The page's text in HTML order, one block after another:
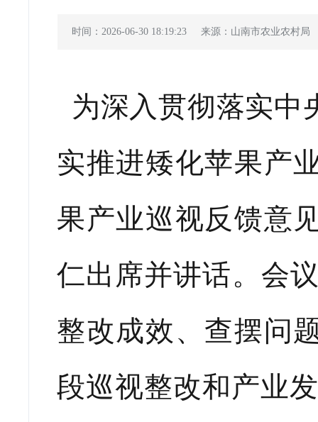
时间：2026-06-30 18:19:23 来源：山南市农业农村局
为深入贯彻落实中
实推进矮化苹果产
果产业巡视反馈意
仁出席并讲话。会
整改成效、查摆问
段巡视整改和产业